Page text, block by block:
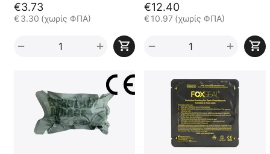
€3.73
€ 3.30 (χωρίς ΦΠΑ)
+
−
€12.40
€10.97 (χωρίς ΦΠΑ)
+
−